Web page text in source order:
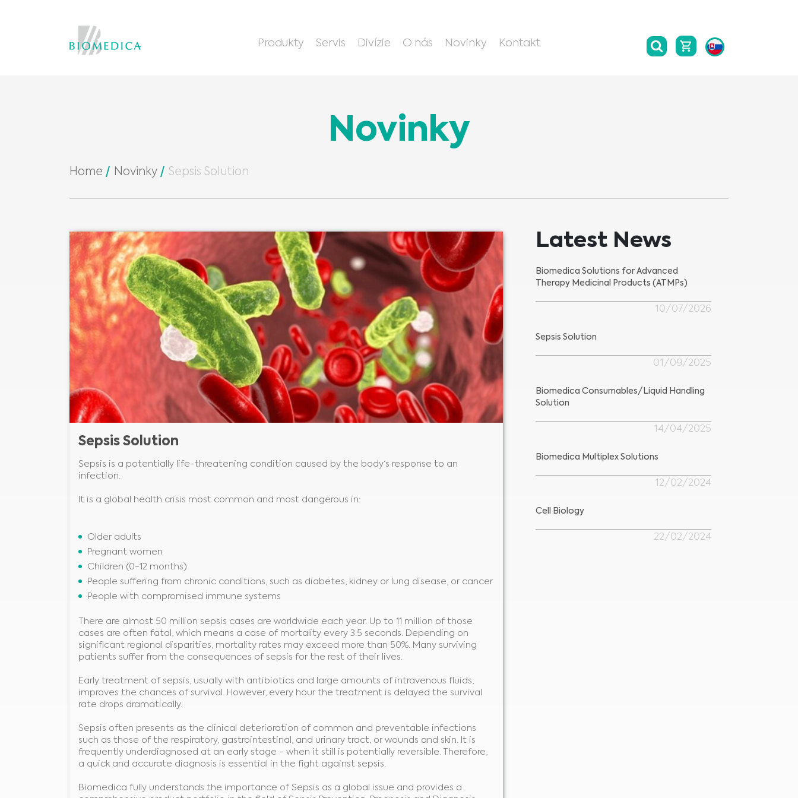
Produkty Servis Divízie O nás Novinky Kontakt
Novinky
Home Novinky Sepsis Solution
Sepsis Solution
Sepsis is a potentially life-threatening condition caused by the body‘s response to an
infection.
It is a global health crisis most common and most dangerous in:
Older adults
Pregnant women
Children (0-12 months)
People suffering from chronic conditions, such as diabetes, kidney or lung disease, or cancer
People with compromised immune systems
There are almost 50 million sepsis cases are worldwide each year. Up to 11 million of those
cases are often fatal, which means a case of mortality every 3.5 seconds. Depending on
significant regional disparities, mortality rates may exceed more than 50%. Many surviving
patients suffer from the consequences of sepsis for the rest of their lives.
Early treatment of sepsis, usually with antibiotics and large amounts of intravenous fluids,
improves the chances of survival. However, every hour the treatment is delayed the survival
rate drops dramatically.
Sepsis often presents as the clinical deterioration of common and preventable infections
such as those of the respiratory, gastrointestinal, and urinary tract, or wounds and skin. It is
frequently underdiagnosed at an early stage - when it still is potentially reversible. Therefore,
a quick and accurate diagnosis is essential in the fight against sepsis.
Biomedica fully understands the importance of Sepsis as a global issue and provides a
Latest News
Biomedica Solutions for Advanced
Therapy Medicinal Products (ATMPs)
10/07/2026
Sepsis Solution
01/09/2025
Biomedica Consumables/Liquid Handling
Solution
14/04/2025
Biomedica Multiplex Solutions
12/02/2024
Cell Biology
22/02/2024